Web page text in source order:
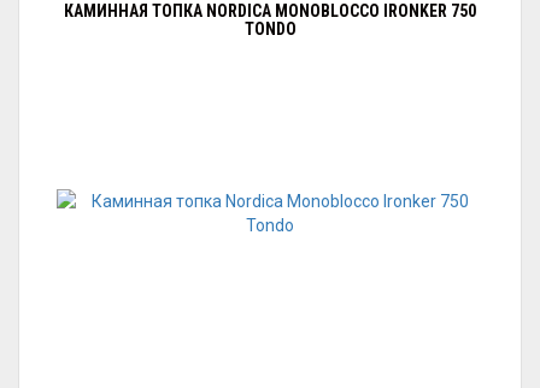
КАМИННАЯ ТОПКА NORDICA MONOBLOCCO IRONKER 750
TONDO